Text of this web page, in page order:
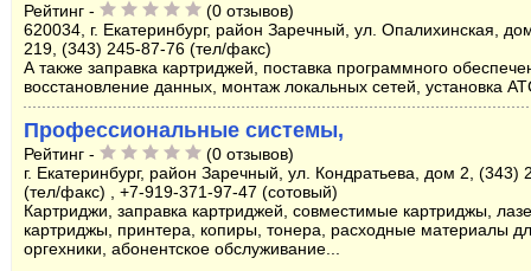
Рейтинг -
(0 отзывов)
620034, г. Екатеринбург, район Заречный, ул. Опалихинская,
219, (343) 245-87-76 (тел/факс)
А также заправка картриджей, поставка программного
восстановление данных, монтаж локальных сетей, установка
Профессиональные системы,
Рейтинг -
(0 отзывов)
г. Екатеринбург, район Заречный, ул. Кондратьева, дом 2, (343)
(тел/факс) , +7-919-371-97-47 (сотовый)
Картриджи, заправка картриджей, совместимые картриджы,
картриджы, принтера, копиры, тонера, расходные материалы
оргехники, абонентское обслуживание...